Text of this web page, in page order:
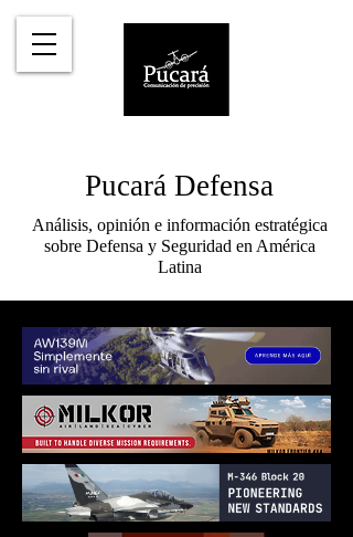
Pucará Defensa
Análisis, opinión e información estratégica
sobre Defensa y Seguridad en América
Latina